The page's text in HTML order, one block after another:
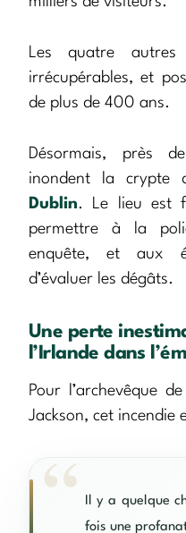
Les quatre autres
irrécupérables, et
de plus de 400 ans.
Désormais, près
inondent la crypte
Dublin. Le lieu est
permettre à la
enquête, et aux
d’évaluer les dégâts.
Une perte
l’Irlande dans
Pour l’archevêque
Jackson, cet incendie
Il y a quelque
fois une